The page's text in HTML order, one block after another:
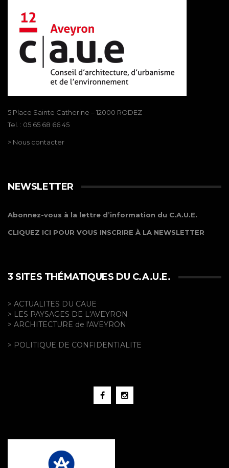
5 Place Sainte Catherine – 12000 RODEZ
Tel. : 05 65 68 66 45
> Nous contacter
NEWSLETTER
Abonnez-vous à la lettre d’information du C.A.U.E.
CLIQUEZ ICI POUR VOUS INSCRIRE À LA NEWSLETTER
3 SITES THÉMATIQUES DU C.A.U.E.
> ACTUALITES DU CAUE
> LES PAYSAGES DE L'AVEYRON
> ARCHITECTURE de l'AVEYRON
> POLITIQUE DE CONFIDENTIALITE